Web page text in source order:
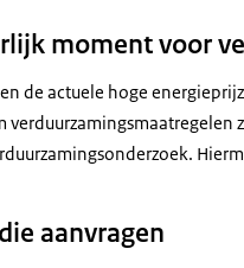
moment voor
de actuele hoge
aanvragen